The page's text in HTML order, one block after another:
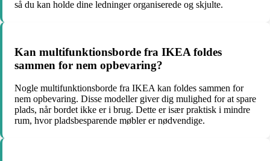
så du kan holde dine ledninger organiserede og skjulte.
Kan multifunktionsborde fra IKEA foldes
sammen for nem opbevaring?
Nogle multifunktionsborde fra IKEA kan foldes sammen for
nem opbevaring. Disse modeller giver dig mulighed for at spare
plads, når bordet ikke er i brug. Dette er især praktisk i mindre
rum, hvor pladsbesparende møbler er nødvendige.